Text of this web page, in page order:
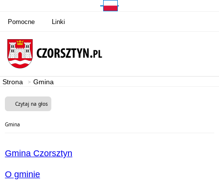
Pomocne Linki
Strona Gmina
Czytaj na głos
Gmina
Gmina Czorsztyn
O gminie